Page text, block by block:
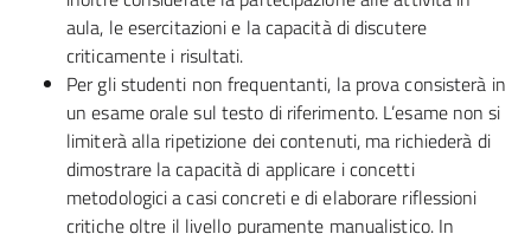
aula, le esercitazioni e la capacità di discutere
criticamente i risultati.
Per gli studenti non frequentanti, la prova consisterà in
un esame orale sul testo di riferimento. L’esame non si
limiterà alla ripetizione dei contenuti, ma richiederà di
dimostrare la capacità di applicare i concetti
metodologici a casi concreti e di elaborare riflessioni
critiche oltre il livello puramente manualistico. In